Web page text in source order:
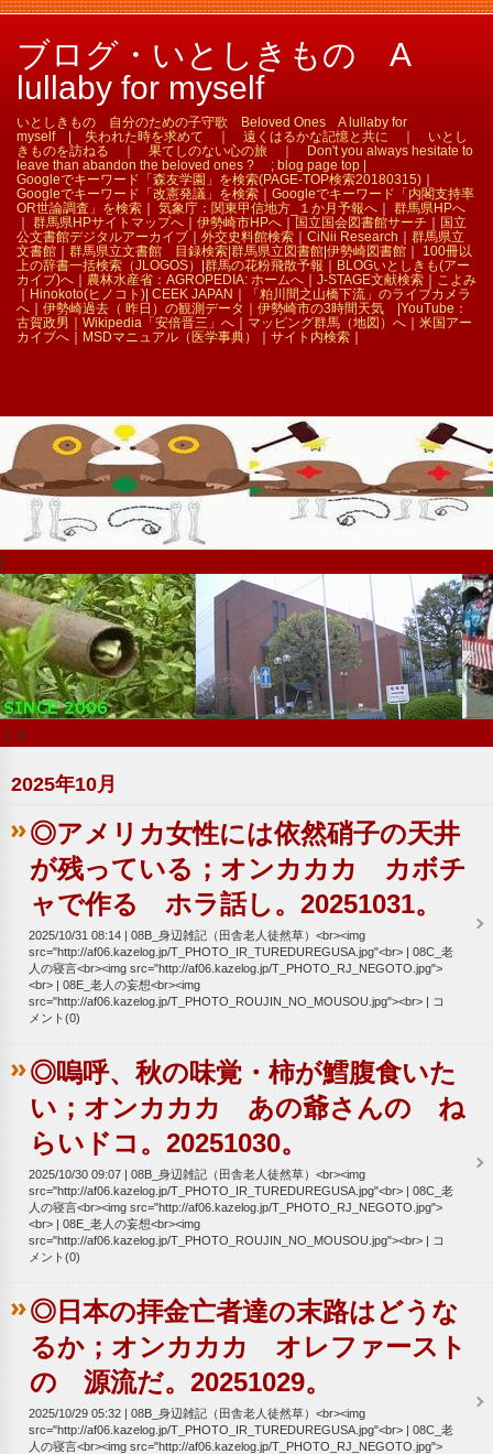
ブログ・いとしきもの A
lullaby for myself
いとしきもの 自分のための子守歌 Beloved Ones A lullaby for
myself | 失われた時を求めて ｜ 遠くはるかな記憶と共に ｜ いとし
きものを訪ねる ｜ 果てしのない心の旅 ｜ Don't you always hesitate to
leave than abandon the beloved ones ? ; blog page top |
Googleでキーワード「森友学園」を検索(PAGE-TOP検索20180315)
Googleでキーワード「改憲発議」を検索
Googleでキーワード「内閣支持率
OR世論調査」を検索
気象庁：関東甲信地方_１か月予報へ
群馬県HPへ
群馬県HPサイトマップへ 伊勢崎市HPへ 国立国会図書館サーチ
国立
公文書館デジタルアーカイブ
外交史料館検索 CiNii Research
群馬県立
文書館
群馬県立文書館 目録検索| 群馬県立図書館 伊勢崎図書館
100冊以
上の辞書一括検索（JLOGOS）
群馬の花粉飛散予報
BLOGいとしきも(アー
カイブ)へ
農林水産省：AGROPEDIA: ホームへ J-STAGE文献検索
こよみ
Hinokoto(ヒノコト) CEEK JAPAN
「粕川間之山橋下流」のライブカメラ
へ
伊勢崎過去（ 昨日）の観測データ｜ 伊勢崎市の3時間天気 | YouTube：
古賀政男｜ Wikipedia「安倍晋三」へ マッピング群馬（地図）へ
米国アー
カイブへ
MSDマニュアル（医学事典） サイト内検索
｜x
2025年10月
◎アメリカ女性には依然硝子の天井
が残っている；オンカカカ カボチ
ャで作る ホラ話し。20251031。
2025/10/31 08:14
08B_身辺雑記（田舎老人徒然草）<br><img
src="http://af06.kazelog.jp/T_PHOTO_IR_TUREDUREGUSA.jpg"<br>
08C_老
人の寝言<br><img src="http://af06.kazelog.jp/T_PHOTO_RJ_NEGOTO.jpg">
<br>
08E_老人の妄想<br><img
src="http://af06.kazelog.jp/T_PHOTO_ROUJIN_NO_MOUSOU.jpg"><br>
コ
メント(0)
◎嗚呼、秋の味覚・柿が鱈腹食いた
い；オンカカカ あの爺さんの ね
らいドコ。20251030。
2025/10/30 09:07
08B_身辺雑記（田舎老人徒然草）<br><img
src="http://af06.kazelog.jp/T_PHOTO_IR_TUREDUREGUSA.jpg"<br>
08C_老
人の寝言<br><img src="http://af06.kazelog.jp/T_PHOTO_RJ_NEGOTO.jpg">
<br>
08E_老人の妄想<br><img
src="http://af06.kazelog.jp/T_PHOTO_ROUJIN_NO_MOUSOU.jpg"><br>
コ
メント(0)
◎日本の拝金亡者達の末路はどうな
るか；オンカカカ オレファースト
の 源流だ。20251029。
2025/10/29 05:32
08B_身辺雑記（田舎老人徒然草）<br><img
src="http://af06.kazelog.jp/T_PHOTO_IR_TUREDUREGUSA.jpg"<br>
08C_老
人の寝言<br><img src="http://af06.kazelog.jp/T_PHOTO_RJ_NEGOTO.jpg">